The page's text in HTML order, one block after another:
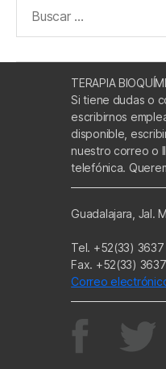
TERAPIA
Si tiene dudas o
escribirnos
disponible,
nuestro correo o
telefónica.
Guadalajara, Jal.
Tel. +52(33)
Fax. +52(33)
Correo